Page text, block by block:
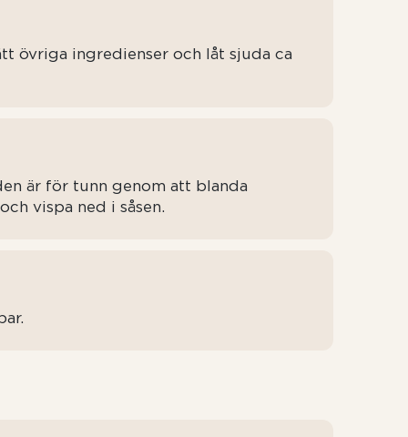
övriga ingredienser och låt sjuda ca
är för tunn genom att blanda
vispa ned i såsen.